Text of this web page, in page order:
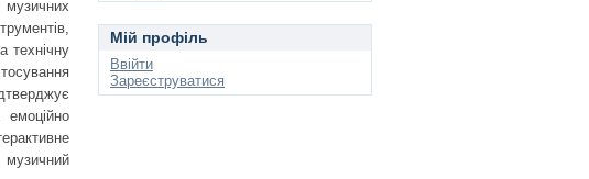
технічну
емоційно
Мій профіль
Ввійти
Зареєструватися